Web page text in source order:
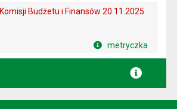
Budżetu i Finansów 20.11.2025
metryczka